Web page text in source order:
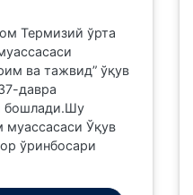
Термизий ўрта
ва тажвид” ўқув
давра
бошлади.Шу
муассасаси Ўқув
ўринбосари